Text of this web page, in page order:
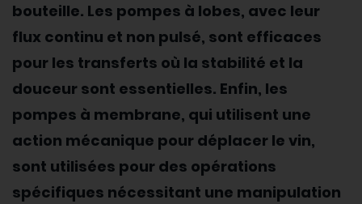
bouteille. Les pompes à lobes, avec leur
flux continu et non pulsé, sont efficaces
pour les transferts où la stabilité et la
douceur sont essentielles. Enfin, les
pompes à membrane, qui utilisent une
action mécanique pour déplacer le vin,
sont utilisées pour des opérations
spécifiques nécessitant une manipulation